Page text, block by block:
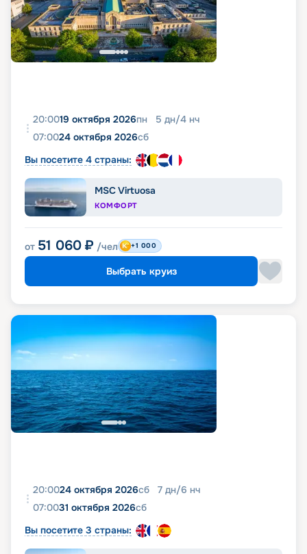
20:0019 октября 2026пн 5 дн/4 нч
07:0024 октября 2026сб
Вы посетите 4 страны:
MSC Virtuosa
КОМФОРТ
от 51 060 ₽ /чел +1 000
Выбрать круиз
20:0024 октября 2026сб 7 дн/6 нч
07:0031 октября 2026сб
Вы посетите 3 страны: